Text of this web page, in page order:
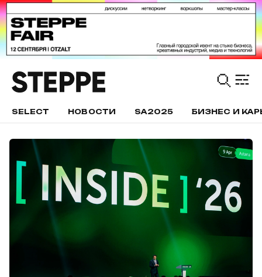
SELECT НОВОСТИ SA2025 БИЗНЕС И